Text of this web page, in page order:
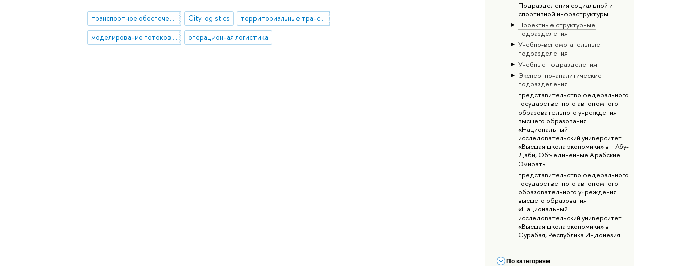
Подразделения социальной и
спортивной инфраструктуры
Проектные структурные
подразделения
Учебно-вспомогательные
подразделения
Учебные подразделения
Экспертно-аналитические
подразделения
представительство федерального
государственного автономного
образовательного учреждения
высшего образования
«Национальный
исследовательский университет
«Высшая школа экономики» в г. Абу-
Даби, Объединенные Арабские
Эмираты
представительство федерального
государственного автономного
образовательного учреждения
высшего образования
«Национальный
исследовательский университет
«Высшая школа экономики» в г.
Сурабая, Республика Индонезия
По категориям
транспортное обеспечение цепей поставок City logistics территориальные транспортные системы
моделирование потоков в цепях поставок операционная логистика